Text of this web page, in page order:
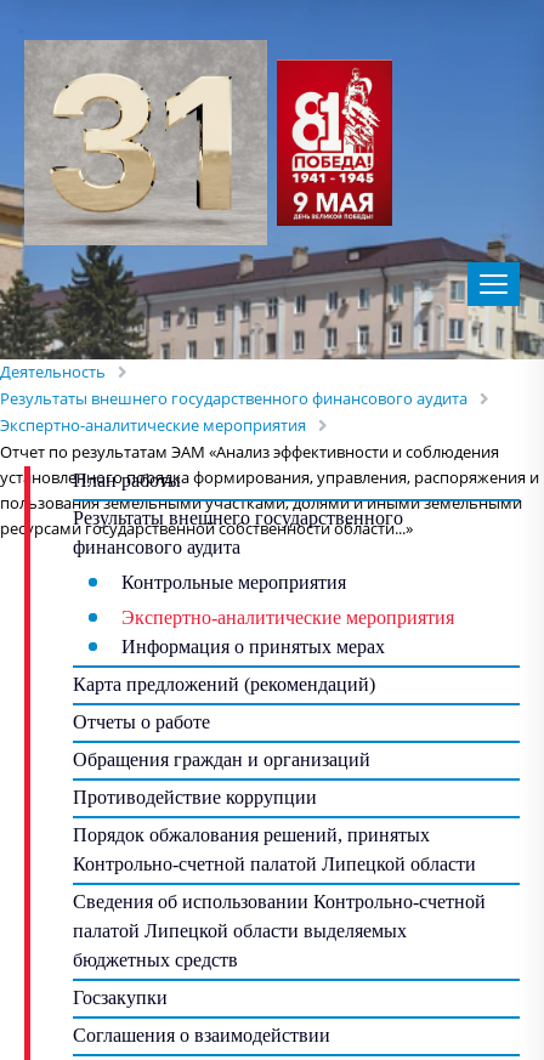
Деятельность
Результаты внешнего государственного финансового аудита
Экспертно-аналитические мероприятия
Отчет по результатам ЭАМ «Анализ эффективности и соблюдения
установленного порядка формирования, управления, распоряжения и
пользования земельными участками, долями и иными земельными
ресурсами государственной собственности области...»
План работы
Результаты внешнего государственного
финансового аудита
Контрольные мероприятия
Экспертно-аналитические мероприятия
Информация о принятых мерах
Карта предложений (рекомендаций)
Отчеты о работе
Обращения граждан и организаций
Противодействие коррупции
Порядок обжалования решений, принятых
Контрольно-счетной палатой Липецкой области
Сведения об использовании Контрольно-счетной
палатой Липецкой области выделяемых
бюджетных средств
Госзакупки
Соглашения о взаимодействии